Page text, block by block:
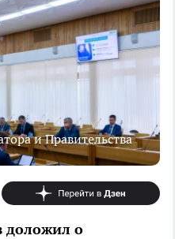
и Правительства
доложил о